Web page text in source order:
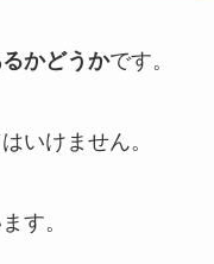
かどうかです。
いけません。
す。